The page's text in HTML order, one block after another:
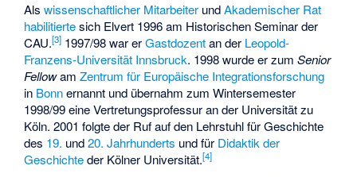
Alswissenschaftlicher Mitarbeiter undAkademischer Rat
habilitiertesich Elvert 1996 am Historischen Seminar der
CAU.[3] 1997/98 war erGastdozentan der Leopold-
Franzens-Universität Innsbruck. 1998 wurde er zumSenior
FellowamZentrum für Europäische Integrationsforschung
in Bonnernannt und übernahm zum Wintersemester
1998/99 eine Vertretungsprofessur an der Universität zu
Köln. 2001 folgte der Ruf auf den Lehrstuhl für Geschichte
des 19. und20. Jahrhunderts und für Didaktik der
Geschichteder Kölner Universität.[4]